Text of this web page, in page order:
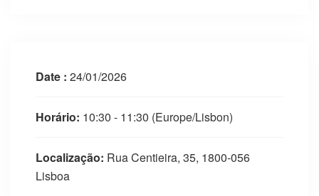
Date : 24/01/2026
Horário: 10:30 - 11:30 (Europe/Lisbon)
Localização: Rua Centieira, 35, 1800-056
Lisboa